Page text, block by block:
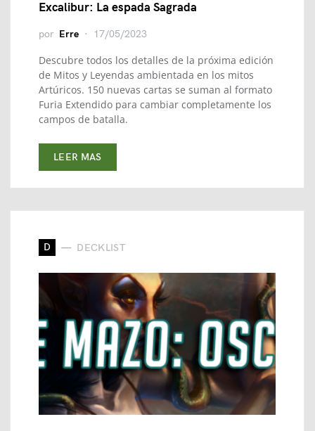
Excalibur: La espada Sagrada
por Erre 17/05/2023
Descubre todos los detalles de la próxima edición
de Mitos y Leyendas ambientada en los mitos
Artúricos. 150 nuevas cartas se suman al formato
Furia Extendido para cambiar completamente los
campos de batalla.
LEER MAS
D DECKLIST